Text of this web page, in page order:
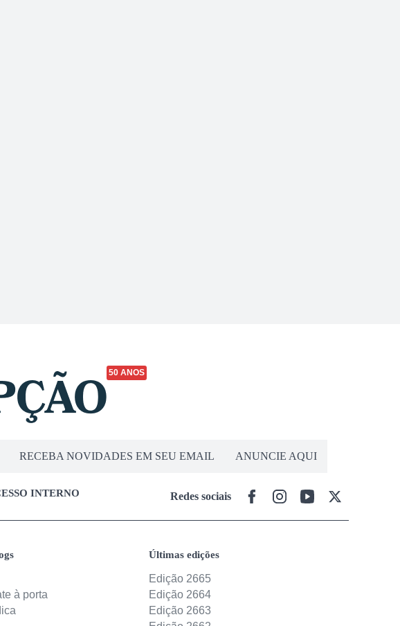
50 ANOS
RECEBA NOVIDADES EM SEU EMAIL ANUNCIE AQUI
INTERNO Redes sociais
à porta
Últimas edições
Edição 2665
Edição 2664
Edição 2663